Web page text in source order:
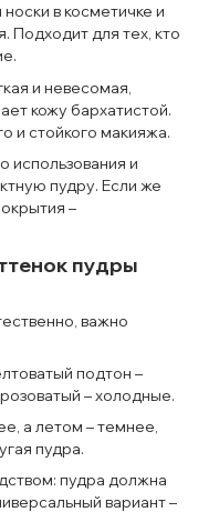
в косметичке и
Подходит для тех, кто
и невесомая,
кожу бархатистой.
и стойкого макияжа.
использования и
пудру. Если же
–
пудры
важно
подтон –
– холодные.
а летом – темнее,
пудра.
пудра должна
вариант –